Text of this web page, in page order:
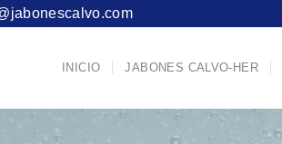
INICIO JABONES CALVO-HER